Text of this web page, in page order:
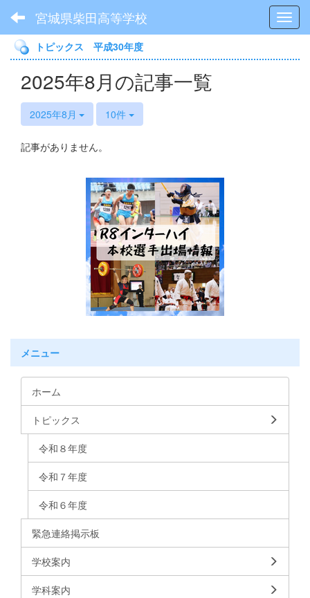
宮城県柴田高等学校
トピックス 平成30年度
2025年8月の記事一覧
2025年8月 10件
記事がありません。
メニュー
ホーム
トピックス
令和８年度
令和７年度
令和６年度
緊急連絡掲示板
学校案内
学科案内